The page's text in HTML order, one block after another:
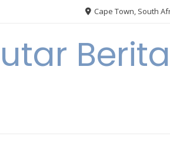
Cape Town, South
Berita